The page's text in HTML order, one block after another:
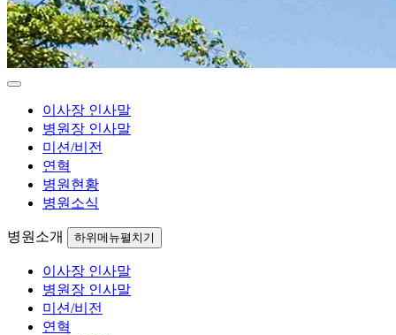
이사장 인사말
병원장 인사말
미션/비전
연혁
병원현황
병원소식
병원소개 하위메뉴펼치기
이사장 인사말
병원장 인사말
미션/비전
연혁